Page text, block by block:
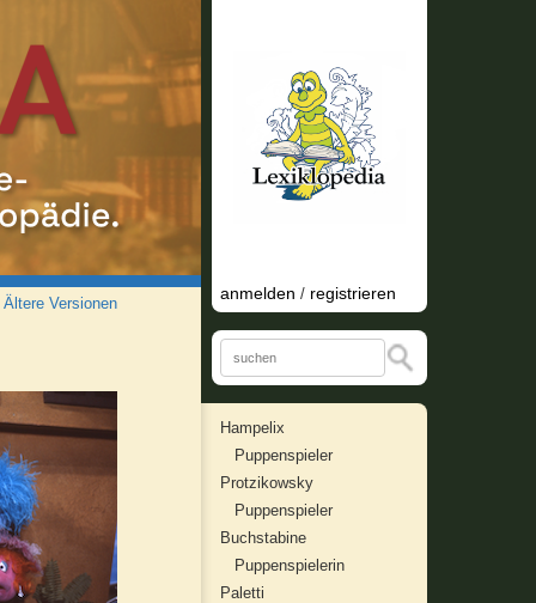
Ältere Versionen
anmelden / registrieren
Hampelix
Puppenspieler
Protzikowsky
Puppenspieler
Buchstabine
Puppenspielerin
Paletti